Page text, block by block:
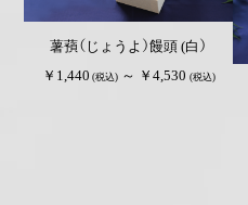
薯蕷（じょうよ）饅頭 (白）
￥1,440 (税込) ～ ￥4,530 (税込)